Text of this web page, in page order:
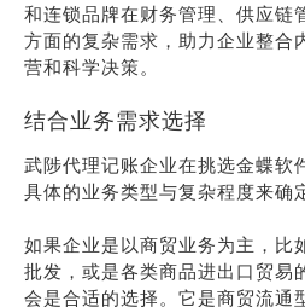
和连锁品牌在财务管理、供应链
方面的复杂需求，助力企业整合
营和科学决策。
结合业务需求选择
武陟代理记账企业在挑选金蝶软
具体的业务类型与复杂程度来确
如果企业是以商贸业务为主，比
批发，或是各类商品进出口贸易
会是合适的选择。它是商贸流通